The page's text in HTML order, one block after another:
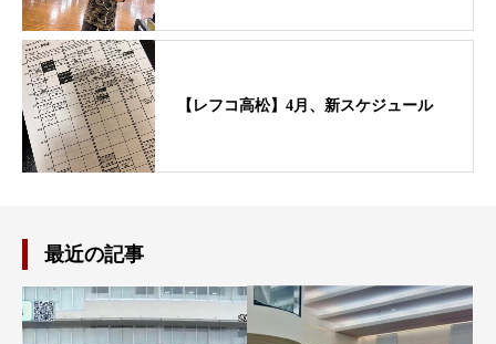
【レフコ高松】4月、新スケジュール
最近の記事